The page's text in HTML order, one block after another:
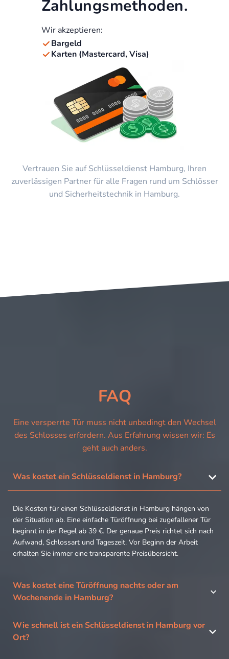
Zahlungsmethoden.
Wir akzeptieren:
Bargeld
Karten (Mastercard, Visa)
Vertrauen Sie auf Schlüsseldienst Hamburg, Ihren
zuverlässigen Partner für alle Fragen rund um Schlösser
und Sicherheitstechnik in Hamburg.
FAQ
Eine versperrte Tür muss nicht unbedingt den Wechsel
des Schlosses erfordern. Aus Erfahrung wissen wir: Es
geht auch anders.
Was kostet ein Schlüsseldienst in Hamburg?
Die Kosten für einen Schlüsseldienst in Hamburg hängen von
der Situation ab. Eine einfache Türöffnung bei zugefallener Tür
beginnt in der Regel ab 39 €. Der genaue Preis richtet sich nach
Aufwand, Schlossart und Tageszeit. Vor Beginn der Arbeit
erhalten Sie immer eine transparente Preisübersicht.
Was kostet eine Türöffnung nachts oder am
Wochenende in Hamburg?
Wie schnell ist ein Schlüsseldienst in Hamburg vor
Ort?